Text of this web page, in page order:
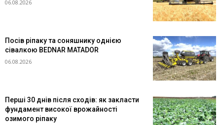
06.08.2026
Посів ріпаку та соняшнику однією
сівалкою BEDNAR MATADOR
06.08.2026
Перші 30 днів після сходів: як закласти
фундамент високої врожайності
озимого ріпаку